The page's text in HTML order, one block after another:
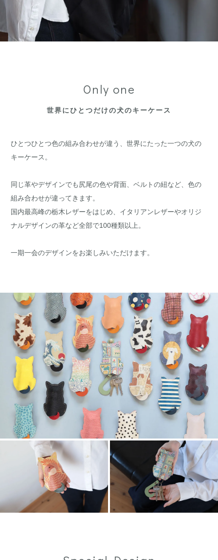
Only one
世界にひとつだけの犬のキーケース
ひとつひとつ色の組み合わせが違う、世界にたった一つの犬の
キーケース。
同じ革やデザインでも尻尾の色や背面、ベルトの紐など、色の
組み合わせが違ってきます。
国内最高峰の栃木レザーをはじめ、イタリアンレザーやオリジ
ナルデザインの革など全部で100種類以上。
一期一会のデザインをお楽しみいただけます。